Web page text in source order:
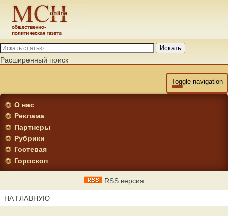
Искать
Расширенный поиск
Toggle navigation
О нас
Реклама
Партнеры
Рубрики
Гостевая
Гороскоп
RSS версия
НА ГЛАВНУЮ